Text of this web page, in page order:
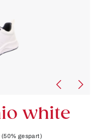
white
(50% gespart)